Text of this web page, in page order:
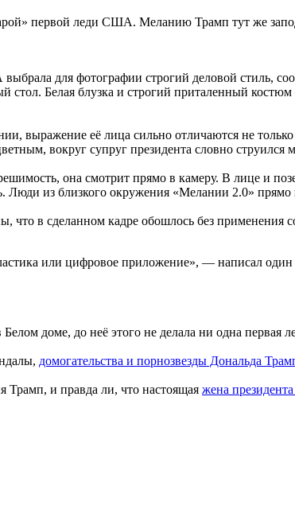
первой леди США. Меланию Трамп тут же
для фотографии строгий деловой стиль,
Белая блузка и строгий приталенный
выражение её лица сильно отличаются не
вокруг супруг президента словно струился
она смотрит прямо в камеру. В лице и
из близкого окружения «Мелании 2.0» прямо
что в сделанном кадре обошлось без применения
или цифровое приложение», — написал один
доме, до неё этого не делала ни одна
домогательства и порнозвезды Дональда
Трамп, и правда ли, что настоящая жена